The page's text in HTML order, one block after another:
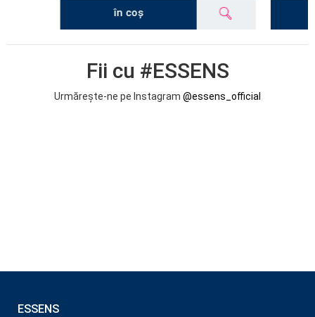
în coș
Fii cu #ESSENS
Urmărește-ne pe Instagram @essens_official
ESSENS